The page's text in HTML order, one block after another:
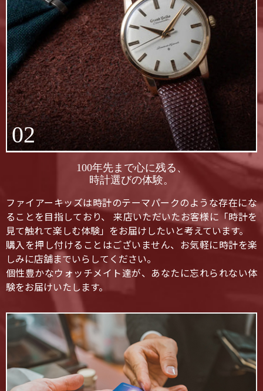
02
100年先まで心に残る、
時計選びの体験。
ファイアーキッズは時計のテーマパークのような存在にな
ることを目指しており、 来店いただいたお客様に「時計を
見て触れて楽しむ体験」をお届けしたいと考えています。
購入を押し付けることはございません、お気軽に時計を楽
しみに店舗までいらしてください。
個性豊かなウォッチメイト達が、あなたに忘れられない体
験をお届けいたします。